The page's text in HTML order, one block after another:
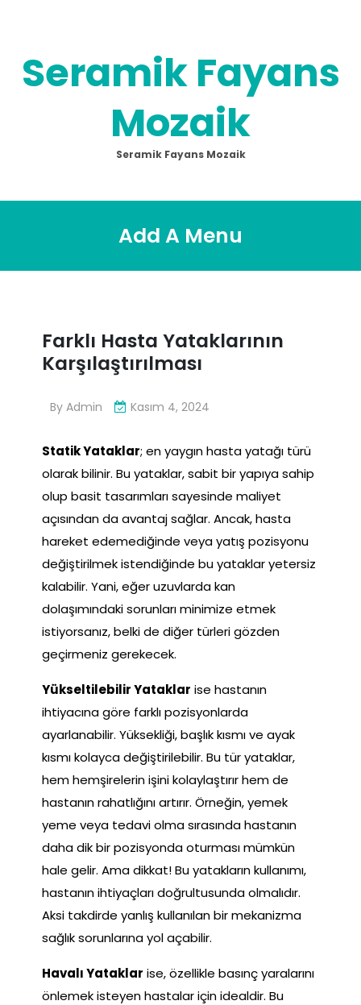
Seramik Fayans
Mozaik
Seramik Fayans Mozaik
Add A Menu
Farklı Hasta Yataklarının
Karşılaştırılması
By Admin Kasım 4, 2024
Statik Yataklar; en yaygın hasta yatağı türü
olarak bilinir. Bu yataklar, sabit bir yapıya sahip
olup basit tasarımları sayesinde maliyet
açısından da avantaj sağlar. Ancak, hasta
hareket edemediğinde veya yatış pozisyonu
değiştirilmek istendiğinde bu yataklar yetersiz
kalabilir. Yani, eğer uzuvlarda kan
dolaşımındaki sorunları minimize etmek
istiyorsanız, belki de diğer türleri gözden
geçirmeniz gerekecek.
Yükseltilebilir Yataklar ise hastanın
ihtiyacına göre farklı pozisyonlarda
ayarlanabilir. Yüksekliği, başlık kısmı ve ayak
kısmı kolayca değiştirilebilir. Bu tür yataklar,
hem hemşirelerin işini kolaylaştırır hem de
hastanın rahatlığını artırır. Örneğin, yemek
yeme veya tedavi olma sırasında hastanın
daha dik bir pozisyonda oturması mümkün
hale gelir. Ama dikkat! Bu yatakların kullanımı,
hastanın ihtiyaçları doğrultusunda olmalıdır.
Aksi takdirde yanlış kullanılan bir mekanizma
sağlık sorunlarına yol açabilir.
Havalı Yataklar ise, özellikle basınç yaralarını
önlemek isteyen hastalar için idealdir. Bu